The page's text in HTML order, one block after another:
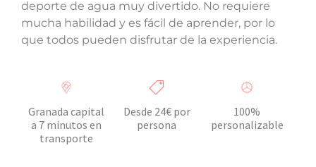
deporte de agua muy divertido. No requiere
mucha habilidad y es fácil de aprender, por lo
que todos pueden disfrutar de la experiencia.
Granada capital
a 7 minutos en
transporte
Desde 24€ por
persona
100%
personalizable